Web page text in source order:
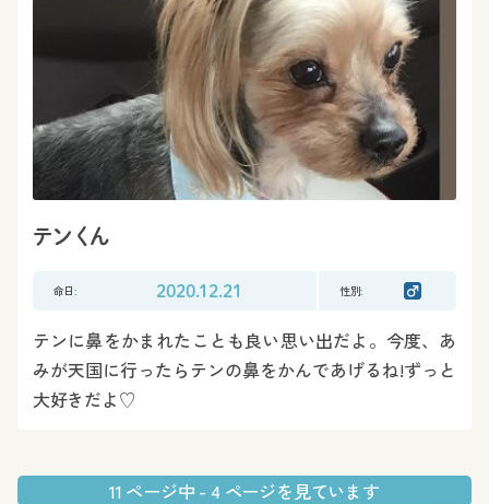
テンくん
命日: 2020.12.21 性別:
テンに鼻をかまれたことも良い思い出だよ。今度、あ
みが天国に行ったらテンの鼻をかんであげるね!ずっと
大好きだよ♡
11 ページ中 - 4 ページを見ています